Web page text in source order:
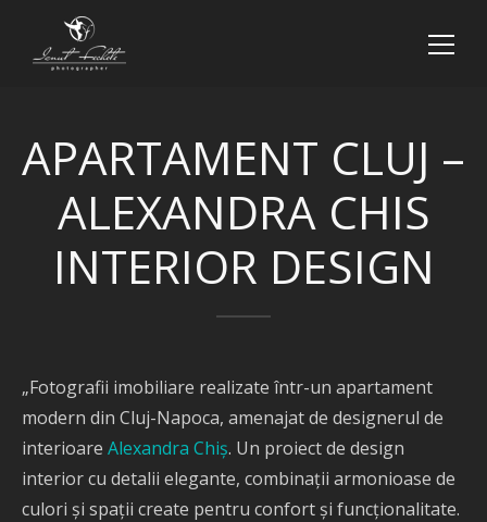
APARTAMENT CLUJ –
ALEXANDRA CHIS
INTERIOR DESIGN
„Fotografii imobiliare realizate într-un apartament
modern din Cluj-Napoca, amenajat de designerul de
interioare Alexandra Chiș. Un proiect de design
interior cu detalii elegante, combinații armonioase de
culori și spații create pentru confort și funcționalitate.